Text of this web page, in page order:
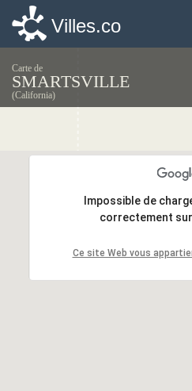
Villes.co
Carte de
SMARTSVILLE
(California)
Impossible de
correctement
Ce site Web vous
Impossible de
correctement
Ce site Web vous
Villes.co